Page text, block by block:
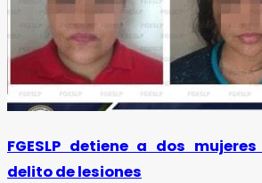
FGESLP detiene a dos
delito de lesiones